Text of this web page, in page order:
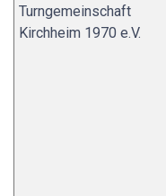
Turngemeinschaft
Kirchheim 1970 e.V.